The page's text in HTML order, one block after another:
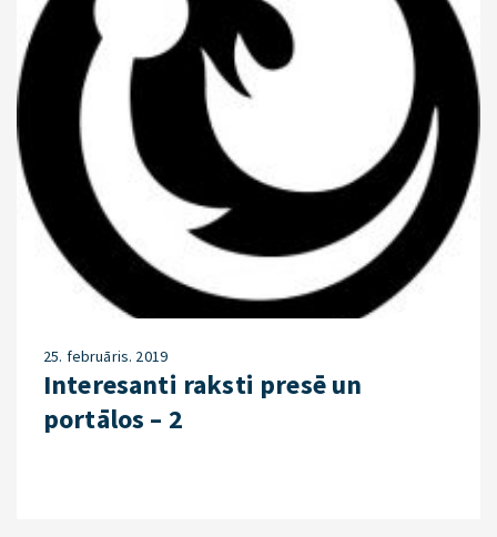
25. februāris. 2019
Interesanti raksti presē un
portālos – 2